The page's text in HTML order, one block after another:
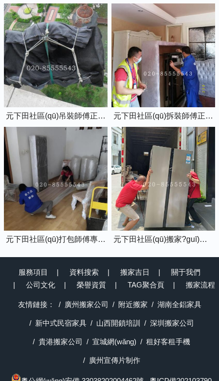
元下田社區(qū)吊裝師傅正在吊裝物品上樓 元下田社區(qū)拆裝師傅正在拆裝家具
元下田社區(qū)打包師傅專業(yè)打包家具中 元下田社區(qū)搬家?guī)煾嫡诎徇\冰箱上樓
服務項目 資料搜索 搬家吉日
關于我們
公司文化
榮譽資質 TAG聚合頁 搬家流程
友情鏈接： 廣州搬家公司 附近搬家 湖南全鋁家具
新中式民宿家具 山西開鎖培訓 深圳搬家公司
貴港搬家公司 宣城網(wǎng) 租好客租手機
廣州宣傳片制作